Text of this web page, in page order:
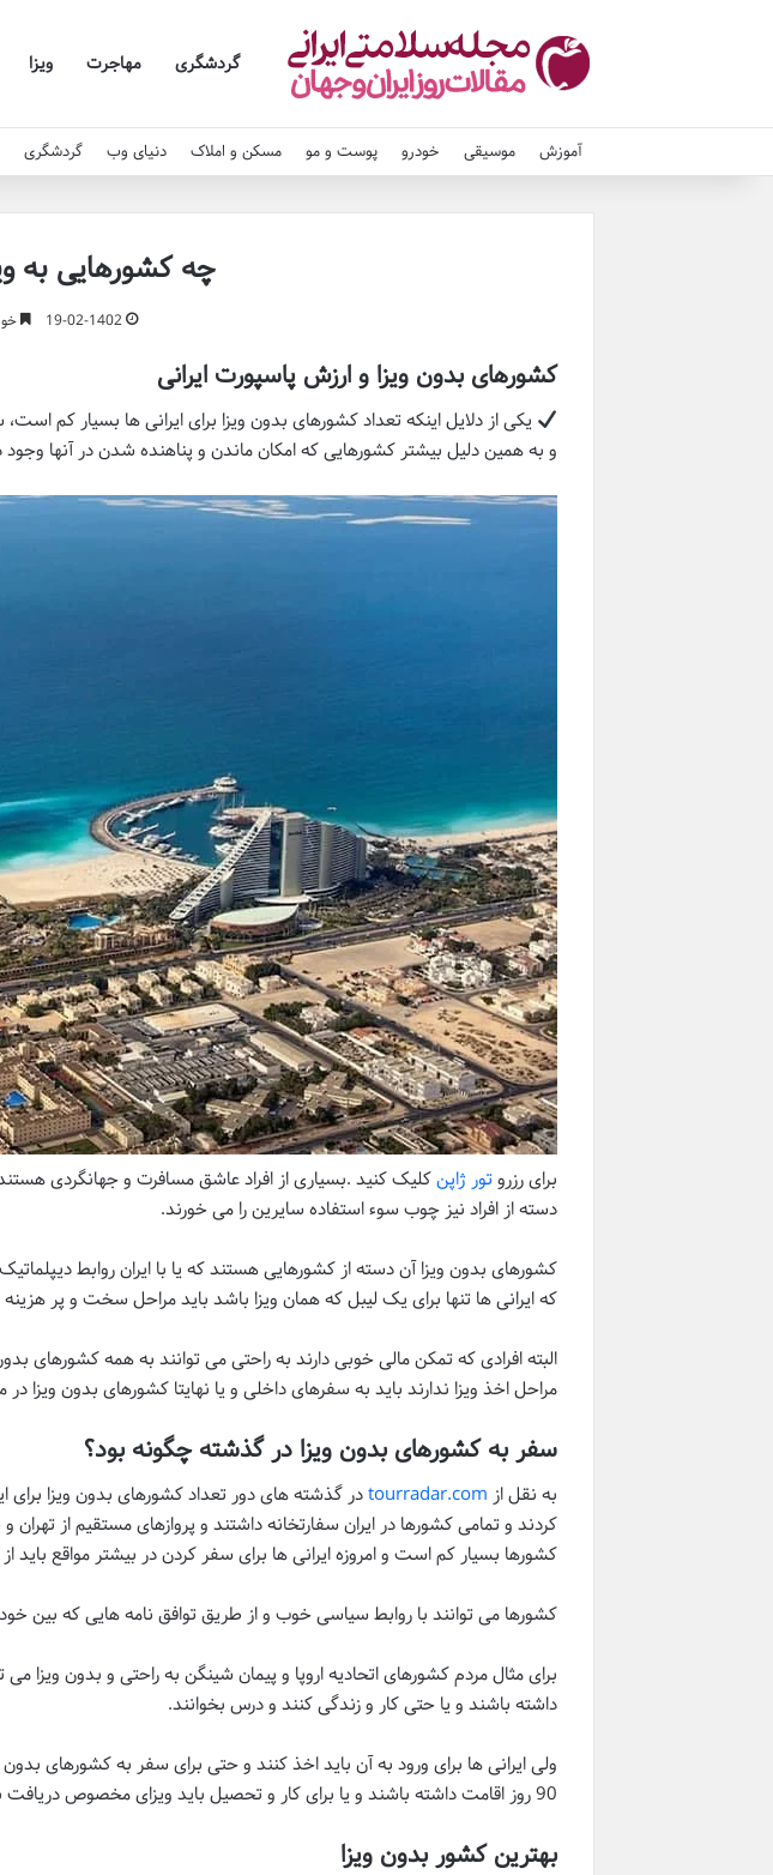
گردشگری مهاجرت ویزا
آموزش موسیقی خودرو پوست و مو مسکن و املاک دنیای وب گردشگری
چه کشورهایی به
19-02-1402
کشورهای بدون ویزا و ارزش پاسپورت ایرانی
یکی از دلایل اینکه تعداد کشورهای بدون ویزا برای ایرانی ها بسیار کم
و به همین دلیل بیشتر کشورهایی که امکان ماندن و پناهنده شدن در آنها
برای رزروتور ژاپنکلیک کنید .بسیاری از افراد عاشق مسافرت و جهانگردی
دسته از افراد نیز چوب سوء استفاده سایرین را می خورند.
کشورهای بدون ویزا آن دسته از کشورهایی هستند که یا با ایران روابط
که ایرانی ها تنها برای یک لیبل که همان ویزا باشد باید مراحل سخت و پر
البته افرادی که تمکن مالی خوبی دارند به راحتی می توانند به همه کشورهای
مراحل اخذ ویزا ندارند باید به سفرهای داخلی و یا نهایتا کشورهای بدون ویزا
سفر به کشورهای بدون ویزا در گذشته چگونه بود؟
به نقل از tourradar.comدر گذشته های دور تعداد کشورهای بدون ویزا برای
کردند و تمامی کشورها در ایران سفارتخانه داشتند و پروازهای مستقیم از
کشورها بسیار کم است و امروزه ایرانی ها برای سفر کردن در بیشتر مواقع باید
کشورها می توانند با روابط سیاسی خوب و از طریق توافق ‌نامه هایی که بین
برای مثال مردم کشورهای اتحادیه اروپا و پیمان شینگن به راحتی و بدون ویزا
داشته باشند و یا حتی کار و زندگی کنند و درس بخوانند.
ولی ایرانی ها برای ورود به آن باید اخذ کنند و حتی برای سفر به کشورهای
90 روز اقامت داشته باشند و یا برای کار و تحصیل باید ویزای مخصوص دریافت نمایند.
بهترین کشور بدون ویزا